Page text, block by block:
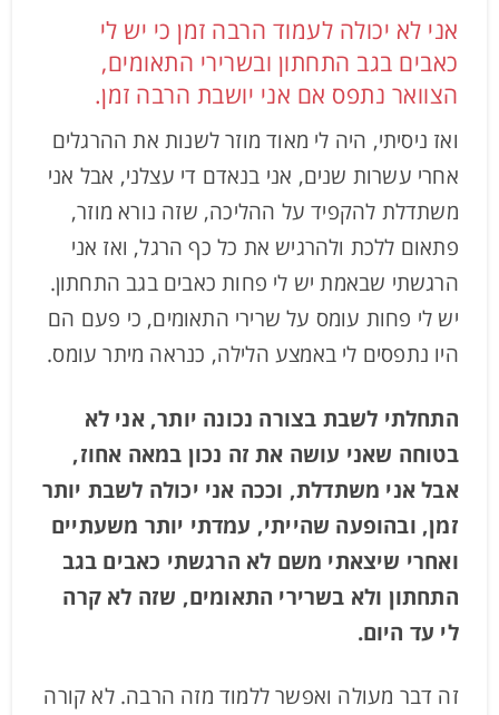
אני לא יכולה לעמוד הרבה זמן כי יש לי
כאבים בגב התחתון ובשרירי התאומים,
הצוואר נתפס אם אני יושבת הרבה זמן.
ואז ניסיתי, היה לי מאוד מוזר לשנות את ההרגלים
אחרי עשרות שנים, אני בנאדם די עצלני, אבל אני
משתדלת להקפיד על ההליכה, שזה נורא מוזר,
פתאום ללכת ולהרגיש את כל כף הרגל, ואז אני
הרגשתי שבאמת יש לי פחות כאבים בגב התחתון.
יש לי פחות עומס על שרירי התאומים, כי פעם הם
היו נתפסים לי באמצע הלילה, כנראה מיתר עומס.
התחלתי לשבת בצורה נכונה יותר, אני לא
בטוחה שאני עושה את זה נכון במאה אחוז,
אבל אני משתדלת, וככה אני יכולה לשבת יותר
זמן, ובהופעה שהייתי, עמדתי יותר משעתיים
ואחרי שיצאתי משם לא הרגשתי כאבים בגב
התחתון ולא בשרירי התאומים, שזה לא קרה
לי עד היום.
זה דבר מעולה ואפשר ללמוד מזה הרבה. לא קורה